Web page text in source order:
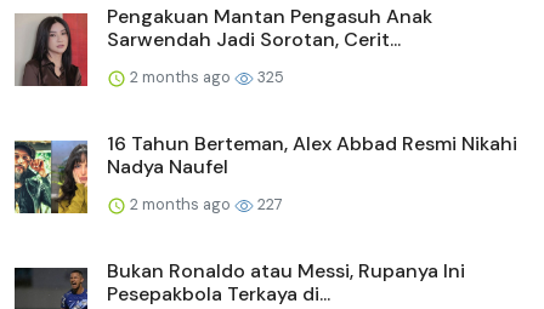
Pengakuan Mantan Pengasuh Anak
Sarwendah Jadi Sorotan, Cerit...
2 months ago 325
16 Tahun Berteman, Alex Abbad Resmi Nikahi
Nadya Naufel
2 months ago 227
Bukan Ronaldo atau Messi, Rupanya Ini
Pesepakbola Terkaya di...